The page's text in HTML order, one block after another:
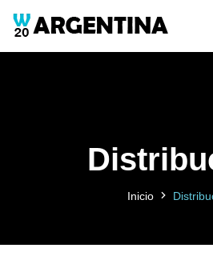
Inicio